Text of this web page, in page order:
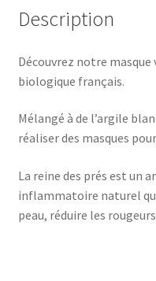
Description
Découvrez notre masque
biologique français.
Mélangé à de l’argile
réaliser des masques
La reine des prés est un
inflammatoire naturel
peau, réduire les